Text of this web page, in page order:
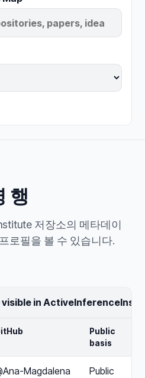
행
저장소의 메타데이
로필을 볼 수 있습니다.
visible in
Public
basis
Magdalena
Public